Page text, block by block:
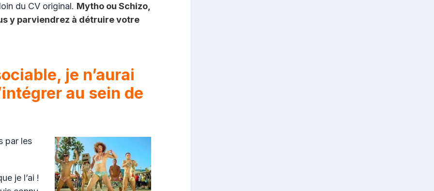
du CV original. Mytho ou Schizo,
y parviendrez à détruire votre
je n’aurai
au sein de
par les
je l’ai !